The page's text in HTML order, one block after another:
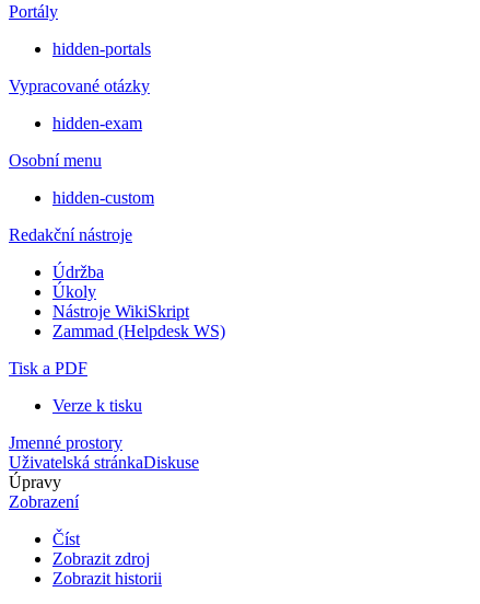
Portály
hidden-portals
Vypracované otázky
hidden-exam
Osobní menu
hidden-custom
Redakční nástroje
Údržba
Úkoly
Nástroje WikiSkript
Zammad (Helpdesk WS)
Tisk a PDF
Verze k tisku
Jmenné prostory
Uživatelská stránkaDiskuse
Úpravy
Zobrazení
Číst
Zobrazit zdroj
Zobrazit historii